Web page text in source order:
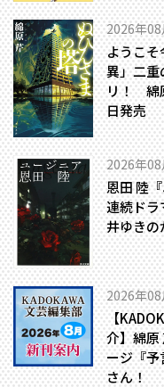
2026年
ようこそ
異」二重
リ！ 綿
日発売
2026年
恩田 陸
連続ド
井ゆきの
2026年
【
介】綿原
ージ『予
さん！